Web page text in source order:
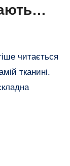
читається
тканині.